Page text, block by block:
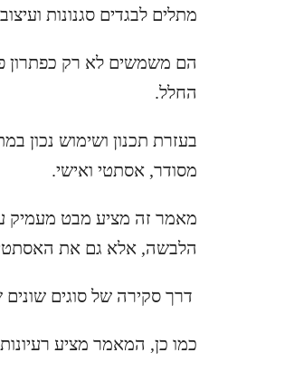
מתלים לבגדים סגנונות
הם משמשים לא רק כפתרון
החלל.
בעזרת תכנון ושימוש נכון
מסודר, אסתטי ואישי.
מאמר זה מציע מבט מעמיק
הלבשה, אלא גם את
דרך סקירה של סוגים שונים
כמו כן, המאמר מציע